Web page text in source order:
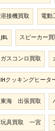
溶接機買取 電動
JBL スピーカー
ガスコンロ買取
IHクッキングヒータ
東海 出張買取
玩具買取 一宮